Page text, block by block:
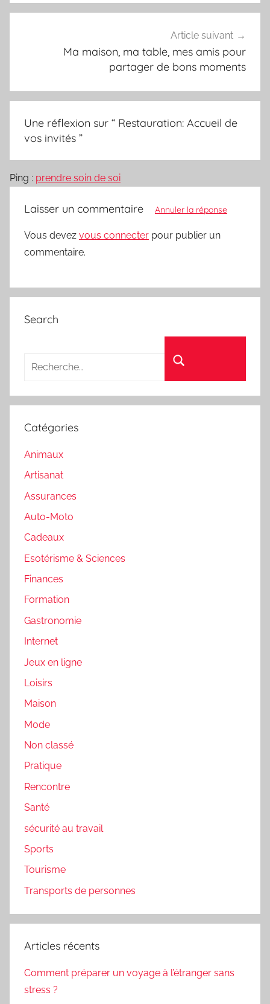
Article suivant
Ma maison, ma table, mes amis pour
partager de bons moments
Une réflexion sur “ Restauration: Accueil de
vos invités ”
Ping : prendre soin de soi
Laisser un commentaire Annuler la réponse
Vous devez vous connecter pour publier un
commentaire.
Search
Catégories
Animaux
Artisanat
Assurances
Auto-Moto
Cadeaux
Esotérisme & Sciences
Finances
Formation
Gastronomie
Internet
Jeux en ligne
Loisirs
Maison
Mode
Non classé
Pratique
Rencontre
Santé
sécurité au travail
Sports
Tourisme
Transports de personnes
Articles récents
Comment préparer un voyage à l’étranger sans
stress ?